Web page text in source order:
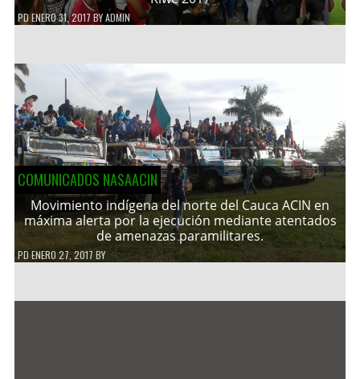
PDENERO 31, 2017 BYADMIN
COMUNICADOS NASAACIN
Movimiento indígena del norte del Cauca ACIN en
máxima alerta por la ejecución mediante atentados
de amenazas paramilitares.
PDENERO 27, 2017 BY